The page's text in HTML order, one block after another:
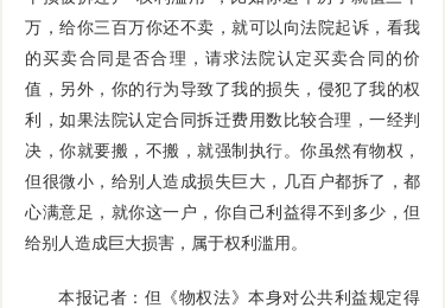
万，给你三百万你还不卖，就可以向法院起诉，看我
的买卖合同是否合理，请求法院认定买卖合同的价
值，另外，你的行为导致了我的损失，侵犯了我的权
利，如果法院认定合同拆迁费用数比较合理，一经判
决，你就要搬，不搬，就强制执行。你虽然有物权，
但很微小，给别人造成损失巨大，几百户都拆了，都
心满意足，就你这一户，你自己利益得不到多少，但
给别人造成巨大损害，属于权利滥用。
本报记者：但《物权法》本身对公共利益规定得